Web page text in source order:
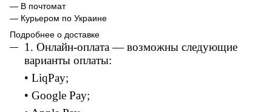
— В почтомат
— Курьером по Украине
Подробнее о доставке
1. Онлайн-оплата — возможны следующие
варианты оплаты:
• LiqPay;
• Google Pay;